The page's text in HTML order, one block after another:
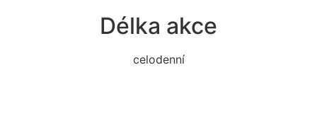
Délka akce
celodenní